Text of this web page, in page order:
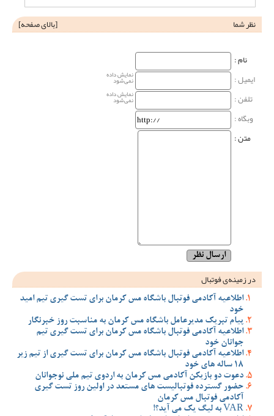
نظر شما
[بالای صفحه]
نام‌ :
ایمیل :
نمایش داده
نمی‌شود
تلفن : نمایش داده
نمی‌شود
وبگاه‌ :
متن :
در زمینه‌ی فوتبال
اطلاعیه آکادمی فوتبال باشگاه مس کرمان برای تست گیری تیم امید
خود
پیام تبریک مدیرعامل باشگاه مس کرمان به مناسبت روز خبرنگار
اطلاعیه آکادمی فوتبال باشگاه مس کرمان برای تست گیری تیم
جوانان خود
اطلاعیه آکادمی فوتبال باشگاه مس کرمان برای تست گیری از تیم زیر
18 ساله های خود
دعوت دو بازیکن آکادمی مس کرمان به اردوی تیم ملی نوجوانان
حضور گسترده فوتبالیست های مستعد در اولین روز تست گیری
آکادمی فوتبال مس کرمان
VAR به لیگ یک می آید؟!